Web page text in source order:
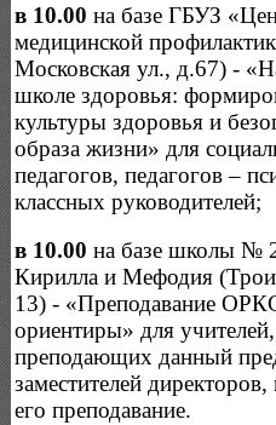
в 10.00на базе ГБУЗ
медицинской
Московская ул., д.67) -
школе здоровья:
культуры здоровья и
образа жизни» для
педагогов, педагогов –
классных руководителей;
в 10.00на базе школы №
Кирилла и Мефодия
13) - «Преподавание
ориентиры» для учителей,
преподающих данный
заместителей
его преподавание.